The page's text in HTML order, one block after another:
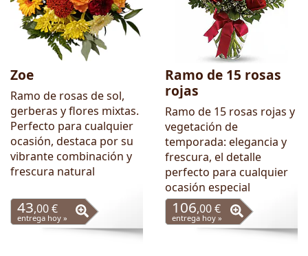
Zoe
Ramo de rosas de sol,
gerberas y flores mixtas.
Perfecto para cualquier
ocasión, destaca por su
vibrante combinación y
frescura natural
43,00 €
entrega hoy »
Ramo de 15 rosas
rojas
Ramo de 15 rosas rojas y
vegetación de
temporada: elegancia y
frescura, el detalle
perfecto para cualquier
ocasión especial
106,00 €
entrega hoy »